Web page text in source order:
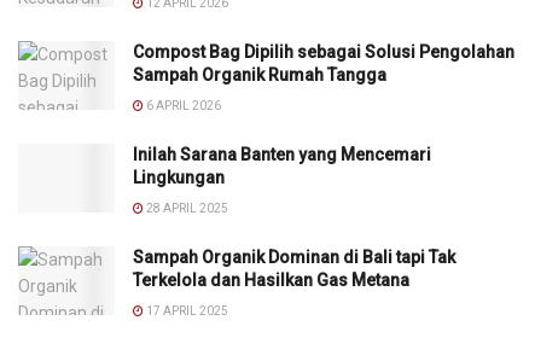
Compost Bag Dipilih sebagai Solusi Pengolahan
Sampah Organik Rumah Tangga
6 APRIL 2026
Inilah Sarana Banten yang Mencemari
Lingkungan
28 APRIL 2025
Sampah Organik Dominan di Bali tapi Tak
Terkelola dan Hasilkan Gas Metana
17 APRIL 2025